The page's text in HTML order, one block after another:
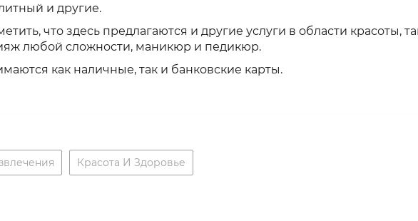
и другие.
что здесь предлагаются и другие услуги в области красоты,
любой сложности, маникюр и педикюр.
как наличные, так и банковские карты.
Красота И Здоровье